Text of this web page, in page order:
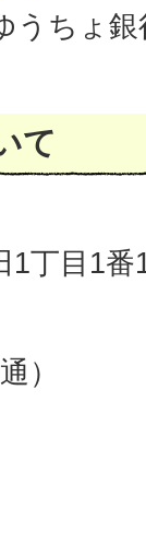
うちょ
て
1丁目1番
）